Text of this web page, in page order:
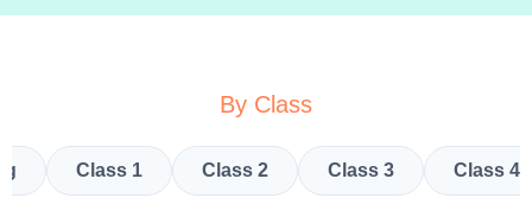
By Class
Class 1 Class 2 Class 3 Class 4